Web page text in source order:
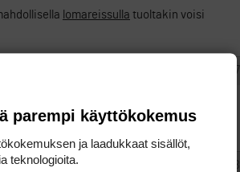
lomareissulla tuoltakin voisi
#435497
on ainakin ennen kuulunut etelä-länsi
#435498
ILMOITA ASIATON VIESTI
parempi käyttökokemus
ja laadukkaat sisällöt,
teknologioita.